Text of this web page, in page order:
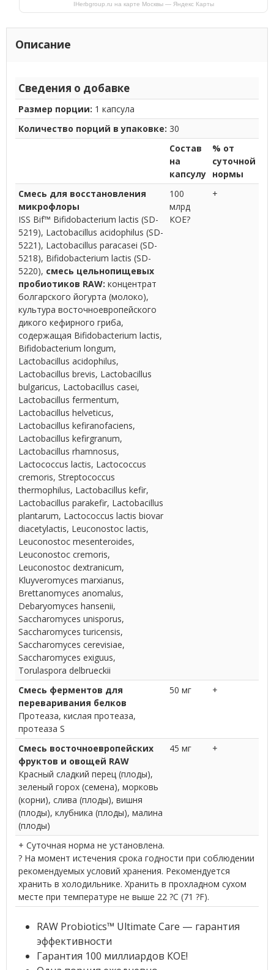
IHerbgroup.ru на карте Москвы — Яндекс Карты
Описание
Сведения о добавке
Размер порции: 1 капсула
Количество порций в упаковке: 30
Состав
на
капсулу
% от
суточной
нормы
Смесь для восстановления
микрофлоры
ISS Bif™ Bifidobacterium lactis (SD-
5219), Lactobacillus acidophilus (SD-
5221), Lactobacillus paracasei (SD-
5218), Bifidobacterium lactis (SD-
5220), смесь цельнопищевых
пробиотиков RAW: концентрат
болгарского йогурта (молоко),
культура восточноевропейского
дикого кефирного гриба,
содержащая Bifidobacterium lactis,
Bifidobacterium longum,
Lactobacillus acidophilus,
Lactobacillus brevis, Lactobacillus
bulgaricus, Lactobacillus casei,
Lactobacillus fermentum,
Lactobacillus helveticus,
Lactobacillus kefiranofaciens,
Lactobacillus kefirgranum,
Lactobacillus rhamnosus,
Lactococcus lactis, Lactococcus
cremoris, Streptococcus
thermophilus, Lactobacillus kefir,
Lactobacillus parakefir, Lactobacillus
plantarum, Lactococcus lactis biovar
diacetylactis, Leuconostoc lactis,
Leuconostoc mesenteroides,
Leuconostoc cremoris,
Leuconostoc dextranicum,
Kluyveromyces marxianus,
Brettanomyces anomalus,
Debaryomyces hansenii,
Saccharomyces unisporus,
Saccharomyces turicensis,
Saccharomyces cerevisiae,
Saccharomyces exiguus,
Torulaspora delbrueckii
100
млрд
КОЕ?
+
Смесь ферментов для
переваривания белков
Протеаза, кислая протеаза,
протеаза S
50 мг +
Смесь восточноевропейских
фруктов и овощей RAW
Красный сладкий перец (плоды),
зеленый горох (семена), морковь
(корни), слива (плоды), вишня
(плоды), клубника (плоды), малина
(плоды)
45 мг +
+ Суточная норма не установлена.
? На момент истечения срока годности при соблюдении
рекомендуемых условий хранения. Рекомендуется
хранить в холодильнике. Хранить в прохладном сухом
месте при температуре не выше 22 ?C (71 ?F).
RAW Probiotics™ Ultimate Care — гарантия
эффективности
Гарантия 100 миллиардов КОЕ!